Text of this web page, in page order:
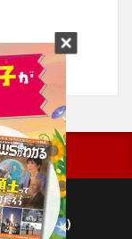
日新聞出版)